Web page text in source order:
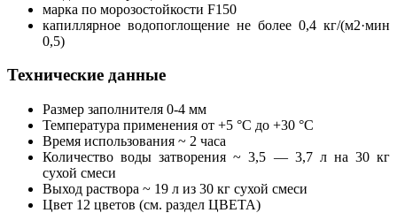
марка по морозостойкости F150
капиллярное водопоглощение не более 0,4 кг/(м2·мин
0,5)
Технические данные
Размер заполнителя 0-4 мм
Температура применения от +5 °С до +30 °С
Время использования ~ 2 часа
Количество воды затворения ~ 3,5 — 3,7 л на 30 кг
сухой смеси
Выход раствора ~ 19 л из 30 кг сухой смеси
Цвет 12 цветов (см. раздел ЦВЕТА)